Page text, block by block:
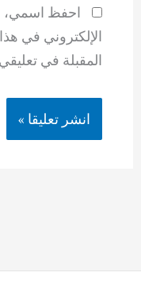
احفظ اسمي،
الإلكتروني في
المقبلة في